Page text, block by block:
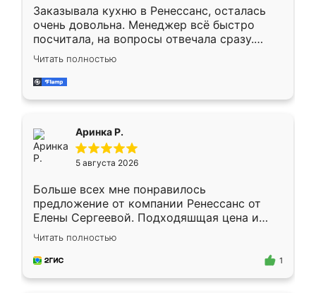
Заказывала кухню в Ренессанс, осталась
очень довольна. Менеджер всё быстро
посчитала, на вопросы отвечала сразу.
Замерщик приехал в субботу, подошёл к
делу со всей ответственностью. Собрали
за день, ребята работали аккуратно, даже
Читать полностью
Аринка Р.
5 августа 2026
Больше всех мне понравилось
предложение от компании Ренессанс от
Елены Сергеевой. Подходяшщая цена и
короткие сроки изготовления. Приехавший
для замера сотрудник Владислав
предложил по моему эскизу самый
Читать полностью
1